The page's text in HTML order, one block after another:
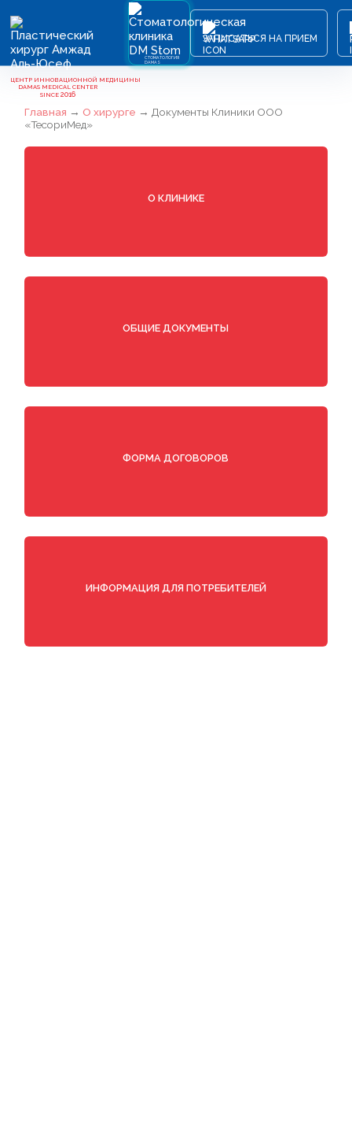
ЦЕНТР ИННОВАЦИОННОЙ МЕДИЦИНЫ
DAMAS MEDICAL CENTER
SINCE 2016
СТОМАТОЛОГИЯ
DAMAS
ЗАПИСАТЬСЯ НА ПРИЕМ
Главная →О хирурге → Документы Клиники ООО
«ТесориМед»
О КЛИНИКЕ
ОБЩИЕ ДОКУМЕНТЫ
ФОРМА ДОГОВОРОВ
ИНФОРМАЦИЯ ДЛЯ ПОТРЕБИТЕЛЕЙ